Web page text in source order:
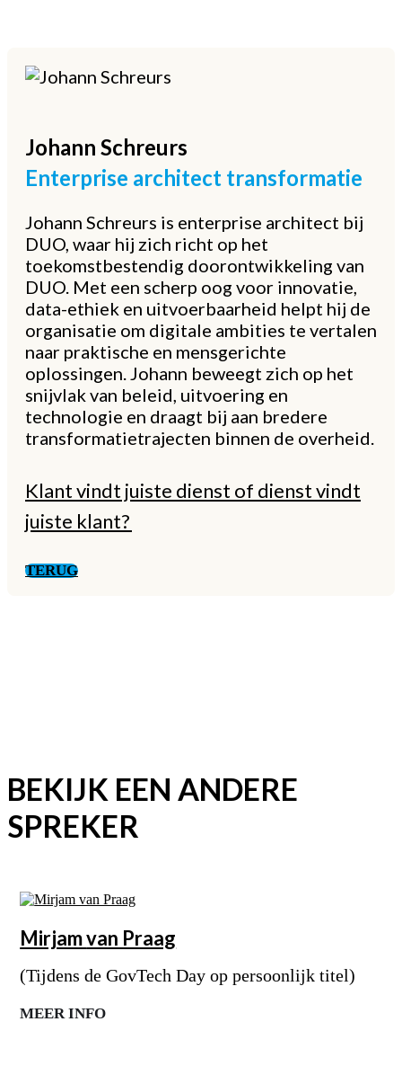
Johann Schreurs
Enterprise architect transformatie
Johann Schreurs is enterprise architect bij
DUO, waar hij zich richt op het
toekomstbestendig doorontwikkeling van
DUO. Met een scherp oog voor innovatie,
data-ethiek en uitvoerbaarheid helpt hij de
organisatie om digitale ambities te vertalen
naar praktische en mensgerichte
oplossingen. Johann beweegt zich op het
snijvlak van beleid, uitvoering en
technologie en draagt bij aan bredere
transformatietrajecten binnen de overheid.
Klant vindt juiste dienst of dienst vindt
juiste klant?
TERUG
BEKIJK EEN ANDERE
SPREKER
Mirjamvan Praag
(Tijdens de GovTech Day op persoonlijk titel)
MEER INFO